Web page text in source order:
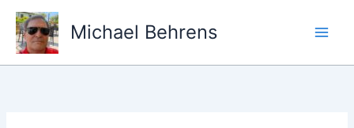
Zum
Inhalt
springen
Michael Behrens